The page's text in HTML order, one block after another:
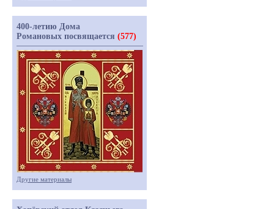
400-летию Дома
Романовых посвящается (577)
Другие материалы